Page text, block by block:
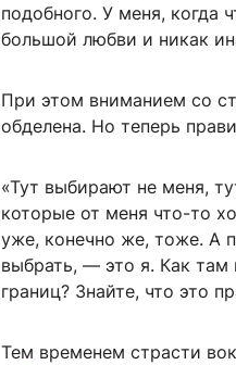
подобного. У меня, когда
большой любви и никак
При этом вниманием со
обделена. Но теперь
«Тут выбирают не меня,
которые от меня что-то
уже, конечно же, тоже. А
выбрать, — это я. Как там
границ? Знайте, что это
Тем временем страсти